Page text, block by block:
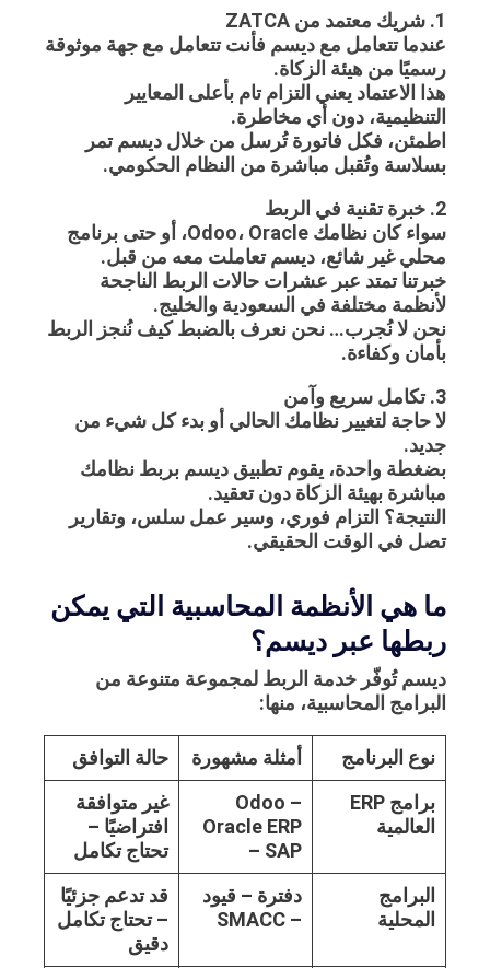
1. شريك معتمد من ZATCA
عندما تتعامل مع ديسم فأنت تتعامل مع جهة موثوقة
رسميًا من هيئة الزكاة.
هذا الاعتماد يعني التزام تام بأعلى المعايير
التنظيمية، دون أي مخاطرة.
اطمئن، فكل فاتورة تُرسل من خلال ديسم تمر
بسلاسة وتُقبل مباشرة من النظام الحكومي.
2. خبرة تقنية في الربط
سواء كان نظامك Odoo، Oracle، أو حتى برنامج
محلي غير شائع، ديسم تعاملت معه من قبل.
خبرتنا تمتد عبر عشرات حالات الربط الناجحة
لأنظمة مختلفة في السعودية والخليج.
نحن لا نُجرب… نحن نعرف بالضبط كيف نُنجز الربط
بأمان وكفاءة.
3. تكامل سريع وآمن
لا حاجة لتغيير نظامك الحالي أو بدء كل شيء من
جديد.
بضغطة واحدة، يقوم تطبيق ديسم بربط نظامك
مباشرة بهيئة الزكاة دون تعقيد.
النتيجة؟ التزام فوري، وسير عمل سلس، وتقارير
تصل في الوقت الحقيقي.
ما هي الأنظمة المحاسبية التي يمكن
ربطها عبر ديسم؟
ديسم تُوفّر خدمة الربط لمجموعة متنوعة من
البرامج المحاسبية، منها:
نوع البرنامج أمثلة مشهورة
حالة التوافق
برامج ERP
العالمية
Odoo –
Oracle ERP
– SAP
غير متوافقة
افتراضيًا –
تحتاج تكامل
البرامج
المحلية
دفترة – قيود
– SMACC
قد تدعم جزئيًا
– تحتاج تكامل
دقيق